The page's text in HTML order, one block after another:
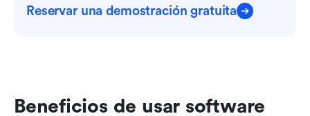
Reservar una demostración gratuita
Beneficios de usar software